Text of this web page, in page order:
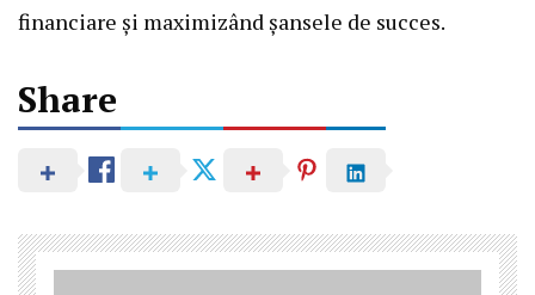
financiare și maximizând șansele de succes.
Share